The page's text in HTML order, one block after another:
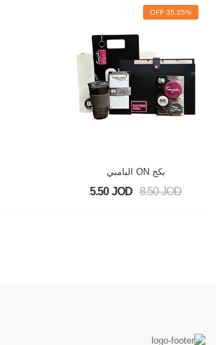
35.25% OFF
بكج ON البامبي
5.50 JOD 8.50 JOD